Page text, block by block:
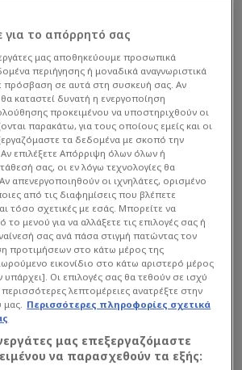
για το απόρρητό σας
μας αποθηκεύουμε προσωπικά
περιήγησης ή μοναδικά αναγνωριστικά
πρόσβαση σε αυτά στη συσκευή σας. Αν
καταστεί δυνατή η ενεργοποίηση
προκειμένου να υποστηριχθούν οι
παρακάτω, για τους οποίους εμείς και οι
τα δεδομένα με σκοπό την
επιλέξετε Απόρριψη όλων όλων ή
σας, οι εν λόγω τεχνολογίες θα
απενεργοποιηθούν οι ιχνηλάτες, ορισμένο
από τις διαφημίσεις που βλέπετε
τόσο σχετικές με εσάς. Μπορείτε να
το μενού για να αλλάξετε τις επιλογές σας ή
σας ανά πάσα στιγμή πατώντας τον
προτιμήσεων στο κάτω μέρος της
εικονίδιο στο κάτω αριστερό μέρος
υπάρχει]. Οι επιλογές σας θα τεθούν σε ισχύ
λεπτομέρειες ανατρέξτε στην
Περισσότερες πληροφορίες σχετικά
μας επεξεργαζόμαστε
να παρασχεθούν τα εξής: